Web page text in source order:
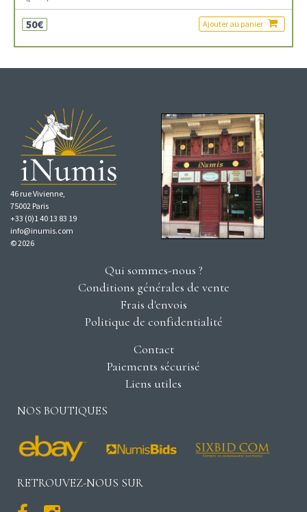
50€ Ajouter au panier
46 rue Vivienne,
75002 Paris
+33 (0)1 40 13 83 19
info@inumis.com
© 2026
Qui sommes-nous ?
Conditions générales de vente
Frais d'envois
Politique de confidentialité
Contact
Paiements sécurisé
Liens utiles
NOS BOUTIQUES
RETROUVEZ-NOUS SUR